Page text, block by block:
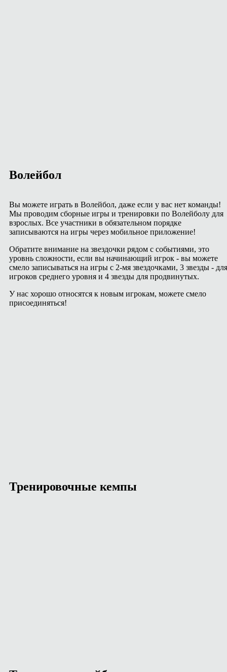
Волейбол
Вы можете играть в Волейбол, даже если у вас нет команды!
Мы проводим сборные игры и тренировки по Волейболу для
взрослых. Все участники в обязательном порядке
записываются на игры через мобильное приложение!
Обратите внимание на звездочки рядом с событиями, это
уровнь сложности, если вы начинающий игрок - вы можете
смело записываться на игры с 2-мя звездочками, 3 звезды - для
игроков среднего уровня и 4 звезды для продвинутых.
У нас хорошо относятся к новым игрокам, можете смело
присоединяться!
Тренировочные кемпы